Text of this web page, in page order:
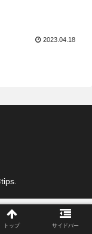
2023.04.18
トップ サイドバー